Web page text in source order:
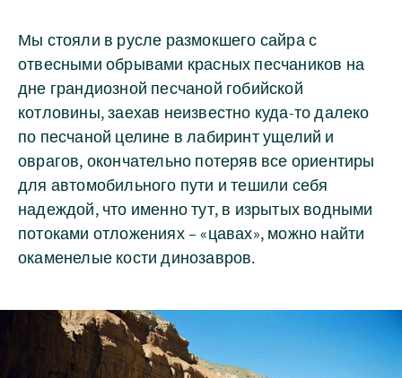
Мы стояли в русле размокшего сайра с
отвесными обрывами красных песчаников на
дне грандиозной песчаной гобийской
котловины, заехав неизвестно куда-то далеко
по песчаной целине в лабиринт ущелий и
оврагов, окончательно потеряв все ориентиры
для автомобильного пути и тешили себя
надеждой, что именно тут, в изрытых водными
потоками отложениях – «цавах», можно найти
окаменелые кости динозавров.